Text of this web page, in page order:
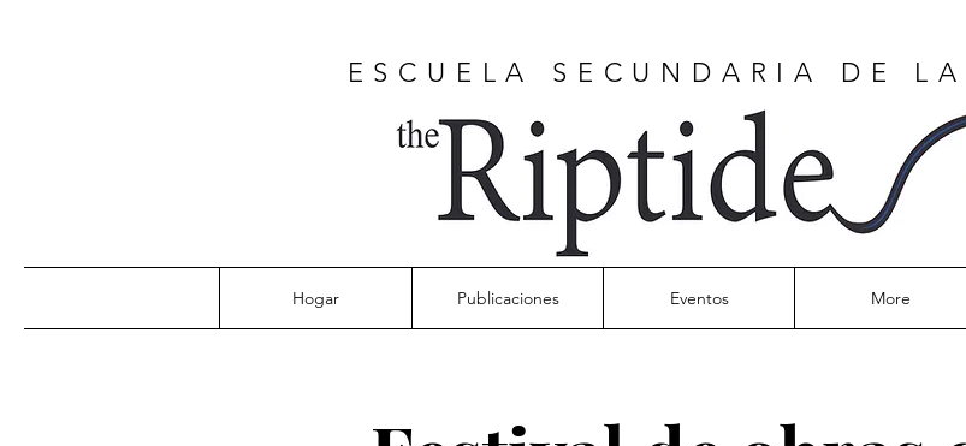
ESCUELA SECUNDARIA DE
Hogar Publicaciones Eventos More